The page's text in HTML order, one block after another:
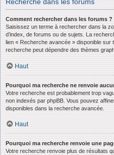
Comment rechercher dans les forums ?
Saisissez un terme à rechercher dans la
d’index, de forums ou de sujets. La
lien « Recherche avancée » disponible sur
recherche peut dépendre des thèmes
Haut
Pourquoi ma recherche ne renvoie
Votre recherche est probablement trop
non indexés par phpBB. Vous pouvez
disponibles dans la recherche avancée.
Haut
Pourquoi ma recherche renvoie une
Votre recherche renvoie plus de résultats